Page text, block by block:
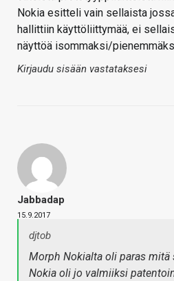
Nokia esitteli vain sellaista
hallittiin käyttöliittymää, ei
näyttöä isommaksi/
Kirjaudu sisään vastataksesi
Jabbadap
15.9.2017
djtob
Morph Nokialta oli paras
Nokia oli jo valmiiksi